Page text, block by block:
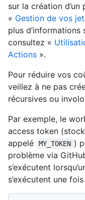
sur la création
« Gestion de vos
plus
consultez «
Actions ».
Pour réduire vos
veillez à ne pas
récursives ou
Par exemple, le
access token
appelé
MY_TOKEN )
problème via
s’exécutent
s’exécutent une